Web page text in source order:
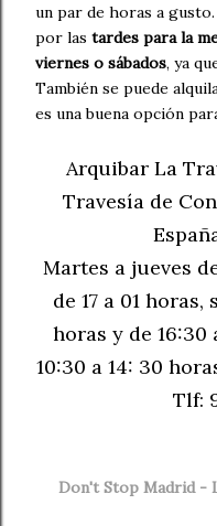
un par de horas a
por las tardes para la
viernes o sábados, ya
También se puede
es una buena opción
Arquibar La
Travesía de
Martes a jueves
de 17 a 01 horas,
horas y de 16:30
10:30 a 14: 30
Tlf:
Don't Stop Madrid -